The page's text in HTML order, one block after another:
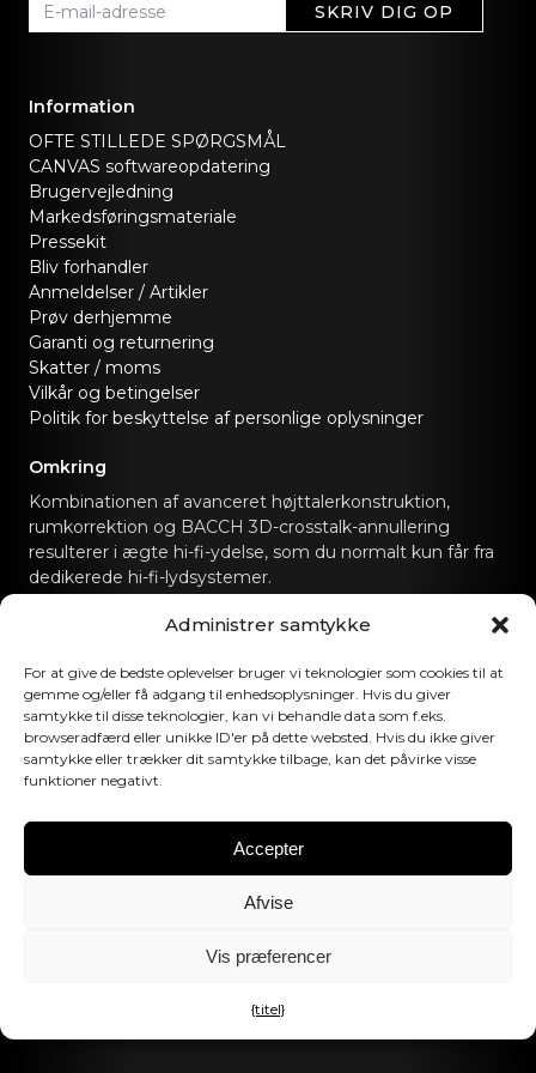
Administrer samtykke
For at give de bedste oplevelser bruger vi teknologier som cookies til at
gemme og/eller få adgang til enhedsoplysninger. Hvis du giver
samtykke til disse teknologier, kan vi behandle data som f.eks.
browseradfærd eller unikke ID'er på dette websted. Hvis du ikke giver
samtykke eller trækker dit samtykke tilbage, kan det påvirke visse
funktioner negativt.
Accepter
Afvise
Vis præferencer
{titel}
SKRIV DIG OP
Information
OFTE STILLEDE SPØRGSMÅL
CANVAS softwareopdatering
Brugervejledning
Markedsføringsmateriale
Pressekit
Bliv forhandler
Anmeldelser / Artikler
Prøv derhjemme
Garanti og returnering
Skatter / moms
Vilkår og betingelser
Politik for beskyttelse af personlige oplysninger
Omkring
Kombinationen af avanceret højttalerkonstruktion,
rumkorrektion og BACCH 3D-crosstalk-annullering
resulterer i ægte hi-fi-ydelse, som du normalt kun får fra
dedikerede hi-fi-lydsystemer.
Kontakt os
hello@canvashifi.com Ring til +45 29 75 00 45
CANVAS HiFi ApS
Flade Engvej 4
Momsnummer:DK43519425
Følg os